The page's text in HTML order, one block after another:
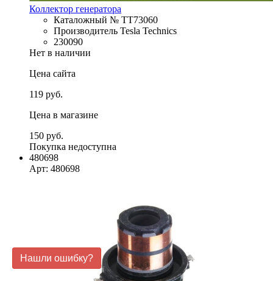
Коллектор генератора
Каталожный № TT73060
Производитель Tesla Technics
230090
Нет в наличии
Цена сайта
119 руб.
Цена в магазине
150 руб.
Покупка недоступна
480698
Арт: 480698
Нашли ошибку?